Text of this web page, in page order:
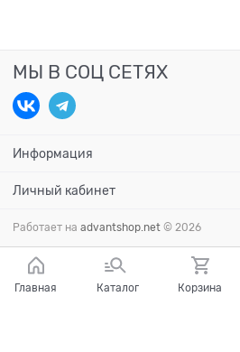
МЫ В СОЦ СЕТЯХ
Информация
Личный кабинет
Работает на advantshop.net © 2026
Главная Каталог Корзина